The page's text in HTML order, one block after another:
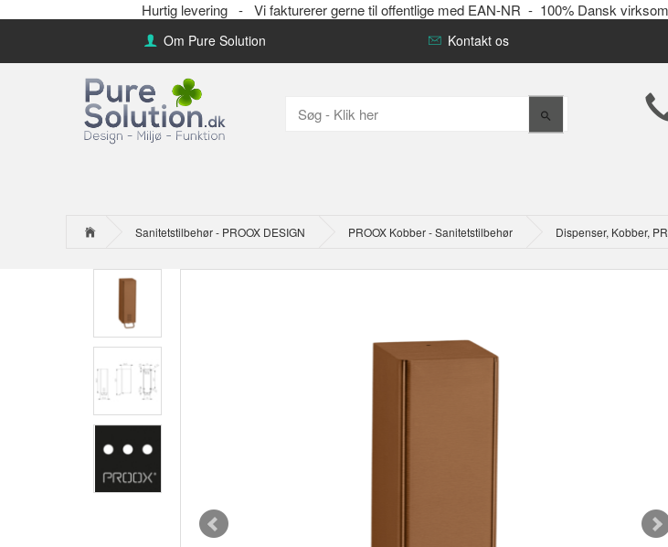
Hurtig levering - Vi fakturerer gerne til offentlige med EAN-NR - 100% Dansk
Om Pure Solution Kontakt os
Sanitetstilbehør - PROOX DESIGN PROOX Kobber - Sanitetstilbehør Dispenser, Kobber,